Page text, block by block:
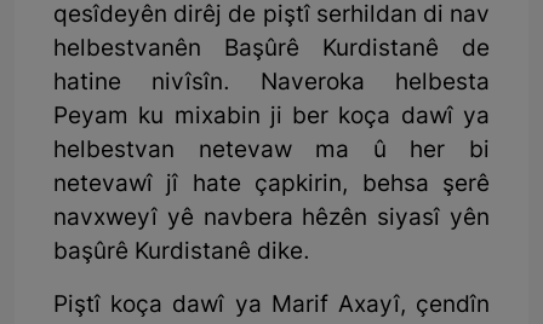
qesîdeyên dirêj de piştî serhildan di nav
helbestvanên Başûrê Kurdistanê de
hatine nivîsîn. Naveroka helbesta
Peyam ku mixabin ji ber koça dawî ya
helbestvan netevaw ma û her bi
netevawî jî hate çapkirin, behsa şerê
navxweyî yê navbera hêzên siyasî yên
başûrê Kurdistanê dike.
Piştî koça dawî ya Marif Axayî, çendîn